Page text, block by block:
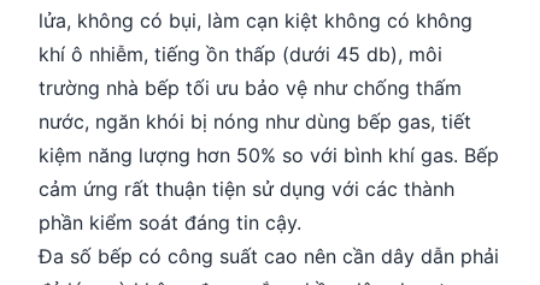
lửa, không có bụi, làm cạn kiệt không có không
khí ô nhiễm, tiếng ồn thấp (dưới 45 db), môi
trường nhà bếp tối ưu bảo vệ như chống thấm
nước, ngăn khói bị nóng như dùng bếp gas, tiết
kiệm năng lượng hơn 50% so với bình khí gas. Bếp
cảm ứng rất thuận tiện sử dụng với các thành
phần kiểm soát đáng tin cậy.
Đa số bếp có công suất cao nên cần dây dẫn phải